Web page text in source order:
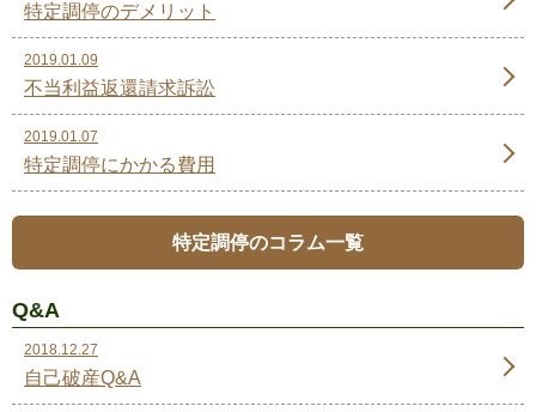
特定調停のデメリット
2019.01.09
不当利益返還請求訴訟
2019.01.07
特定調停にかかる費用
特定調停のコラム一覧
Q&A
2018.12.27
自己破産Q&A